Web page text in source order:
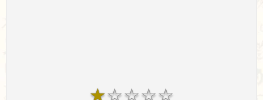
☆
☆
☆
☆
☆